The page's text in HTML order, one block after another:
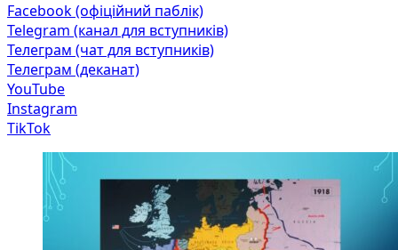
Facebook (офіційний паблік)
Telegram (канал для вступників)
Телеграм (чат для вступників)
Телеграм (деканат)
YouTube
Instagram
TikTok